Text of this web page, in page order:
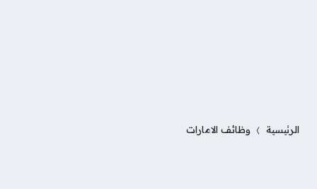
الرئيسية وظائف الامارات